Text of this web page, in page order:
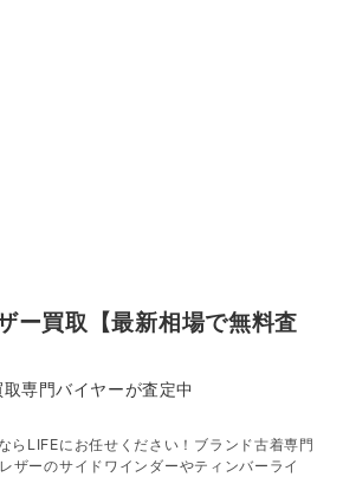
ー買取【最新相場で無料査
専門バイヤーが査定中
らLIFEにお任せください！ブランド古着専門
ザーのサイドワインダーやティンバーライ